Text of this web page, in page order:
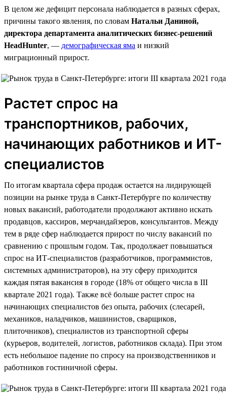
В целом же дефицит персонала наблюдается в разных сферах,
причины такого явления, по словам Натальи Даниной,
директора департамента аналитических бизнес-решений
HeadHunter, — демографическая яма и низкий
миграционный прирост.
Растет спрос на
транспортников, рабочих,
начинающих работников и ИТ-
специалистов
По итогам квартала сфера продаж остается на лидирующей
позиции на рынке труда в Санкт-Петербурге по количеству
новых вакансий, работодатели продолжают активно искать
продавцов, кассиров, мерчандайзеров, консультантов. Между
тем в ряде сфер наблюдается прирост по числу вакансий по
сравнению с прошлым годом. Так, продолжает повышаться
спрос на ИТ-специалистов (разработчиков, программистов,
системных администраторов), на эту сферу приходится
каждая пятая вакансия в городе (18% от общего числа в III
квартале 2021 года). Также всё больше растет спрос на
начинающих специалистов без опыта, рабочих (слесарей,
механиков, наладчиков, машинистов, сварщиков,
плиточников), специалистов из транспортной сферы
(курьеров, водителей, логистов, работников склада). При этом
есть небольшое падение по спросу на производственников и
работников гостиничной сферы.